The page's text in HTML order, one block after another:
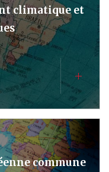
climatique et
commune